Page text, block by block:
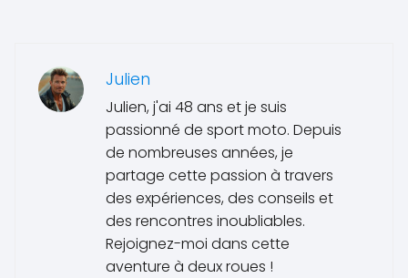
Julien
Julien, j'ai 48 ans et je suis
passionné de sport moto. Depuis
de nombreuses années, je
partage cette passion à travers
des expériences, des conseils et
des rencontres inoubliables.
Rejoignez-moi dans cette
aventure à deux roues !